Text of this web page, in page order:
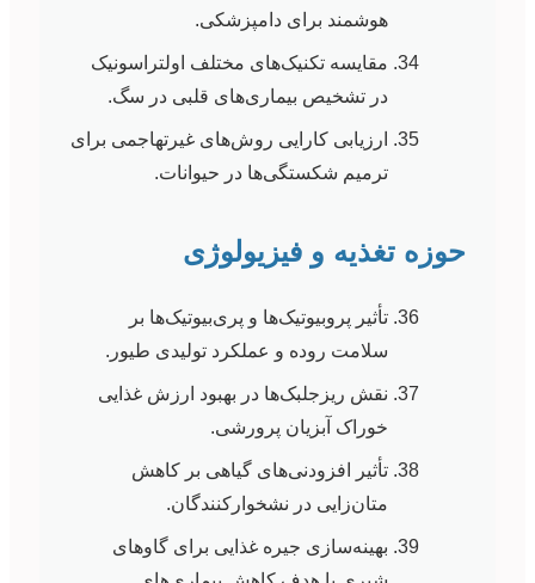
هوشمند برای دامپزشکی.
مقایسه تکنیک‌های مختلف اولتراسونیک
در تشخیص بیماری‌های قلبی در سگ.
ارزیابی کارایی روش‌های غیرتهاجمی برای
ترمیم شکستگی‌ها در حیوانات.
حوزه تغذیه و فیزیولوژی
تأثیر پروبیوتیک‌ها و پری‌بیوتیک‌ها بر
سلامت روده و عملکرد تولیدی طیور.
نقش ریزجلبک‌ها در بهبود ارزش غذایی
خوراک آبزیان پرورشی.
تأثیر افزودنی‌های گیاهی بر کاهش
متان‌زایی در نشخوارکنندگان.
بهینه‌سازی جیره غذایی برای گاوهای